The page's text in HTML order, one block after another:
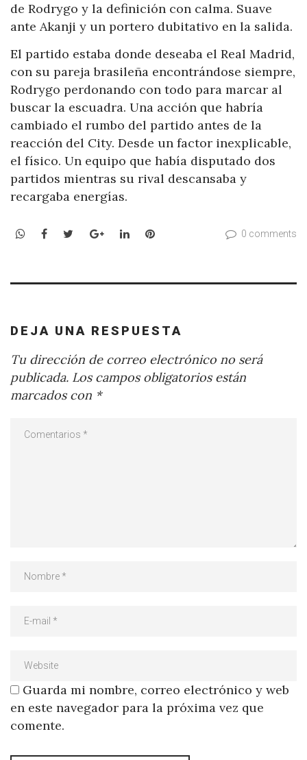
de Rodrygo y la definición con calma. Suave
ante Akanji y un portero dubitativo en la salida.
El partido estaba donde deseaba el Real Madrid,
con su pareja brasileña encontrándose siempre,
Rodrygo perdonando con todo para marcar al
buscar la escuadra. Una acción que habría
cambiado el rumbo del partido antes de la
reacción del City. Desde un factor inexplicable,
el físico. Un equipo que había disputado dos
partidos mientras su rival descansaba y
recargaba energías.
WhatsApp
Facebook
TwitterGoogle+LinkedInPinterest 0 comments
DEJA UNA RESPUESTA
Tu dirección de correo electrónico no será
publicada. Los campos obligatorios están
marcados con *
Guarda mi nombre, correo electrónico y web
en este navegador para la próxima vez que
comente.